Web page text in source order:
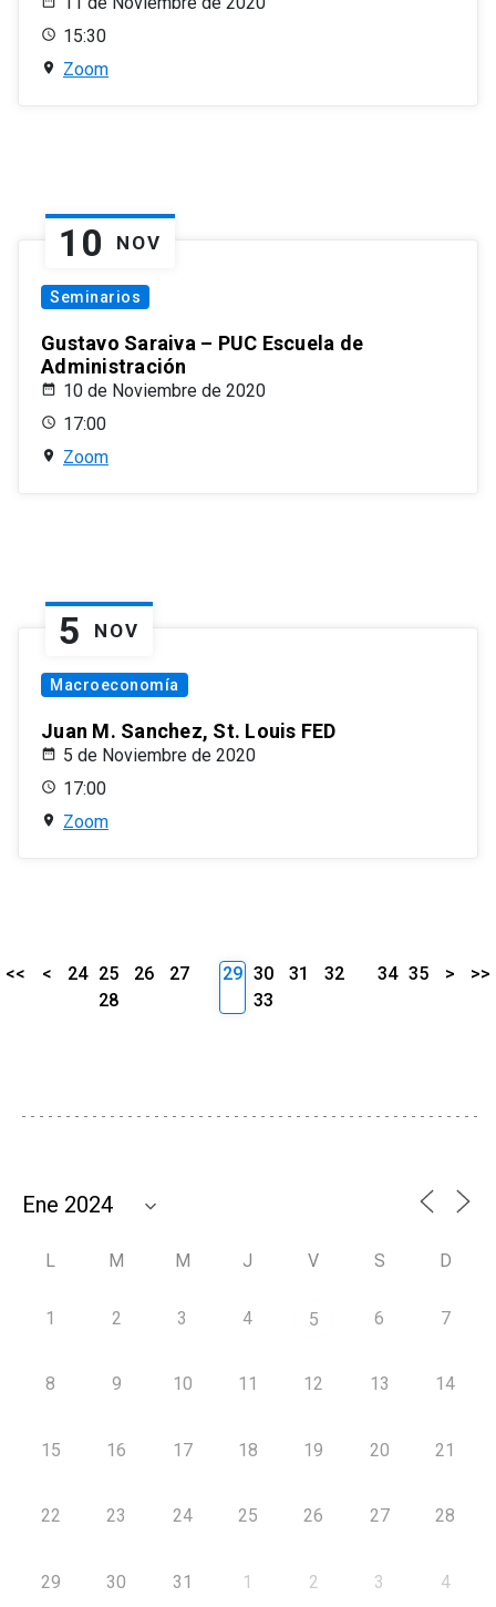
15:30
Zoom
10 NOV
Seminarios
Gustavo Saraiva – PUC Escuela de
Administración
10 de Noviembre de 2020
17:00
Zoom
5 NOV
Macroeconomía
Juan M. Sanchez, St. Louis FED
5 de Noviembre de 2020
17:00
Zoom
<< < 24 25 26
27
28
29 30 31
32
33
34 35 > >>
L M M J V S D
1 2 3 4 5 6 7
8 9 10 11 12 13 14
15 16 17 18 19 20 21
22 23 24 25 26 27 28
29 30 31 1 2 3 4